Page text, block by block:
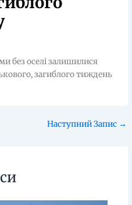
без оселі залишилися
загиблого тиждень
Наступний Запис →